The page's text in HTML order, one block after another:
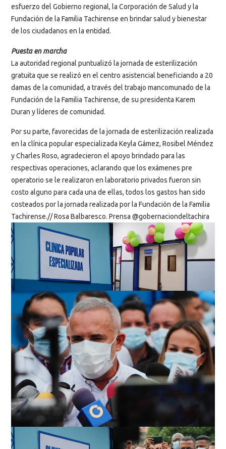
esfuerzo del Gobierno regional, la Corporación de Salud y la
Fundación de la Familia Tachirense en brindar salud y bienestar
de los ciudadanos en la entidad.
Puesta en marcha
La autoridad regional puntualizó la jornada de esterilización
gratuita que se realizó en el centro asistencial beneficiando a 20
damas de la comunidad, a través del trabajo mancomunado de la
Fundación de la Familia Tachirense, de su presidenta Karem
Duran y líderes de comunidad.
Por su parte, favorecidas de la jornada de esterilización realizada
en la clínica popular especializada Keyla Gámez, Rosibel Méndez
y Charles Roso, agradecieron el apoyo brindado para las
respectivas operaciones, aclarando que los exámenes pre
operatorio se le realizaron en laboratorio privados fueron sin
costo alguno para cada una de ellas, todos los gastos han sido
costeados por la jornada realizada por la Fundación de la Familia
Tachirense.// Rosa Balbaresco. Prensa @gobernaciondeltachira